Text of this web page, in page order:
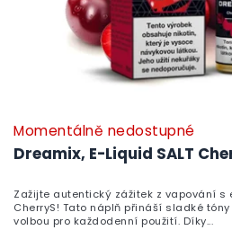
Dreamix, E-Liquid SALT
Momentálně nedostupné
Zažijte autentický zážitek z vapování s
CherryS! Tato náplň přináší sladké
volbou pro každodenní použití. Díky...